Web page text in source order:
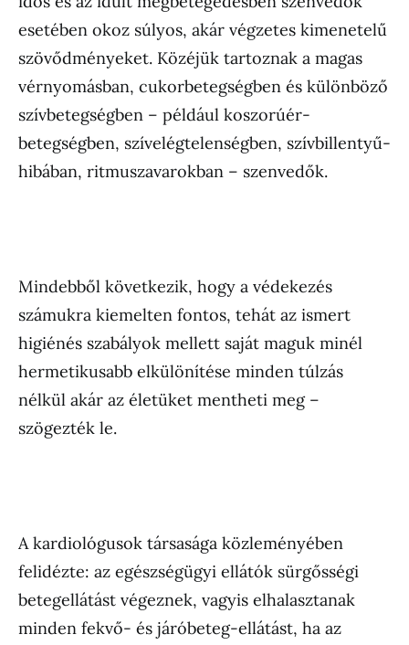
esetében okoz súlyos, akár végzetes kimenetelű
szövődményeket. Közéjük tartoznak a magas
vérnyomásban, cukorbetegségben és különböző
szívbetegségben – például koszorúér-
betegségben, szívelégtelenségben, szívbillentyű-
hibában, ritmuszavarokban – szenvedők.
Mindebből következik, hogy a védekezés
számukra kiemelten fontos, tehát az ismert
higiénés szabályok mellett saját maguk minél
hermetikusabb elkülönítése minden túlzás
nélkül akár az életüket mentheti meg –
szögezték le.
A kardiológusok társasága közleményében
felidézte: az egészségügyi ellátók sürgősségi
betegellátást végeznek, vagyis elhalasztanak
minden fekvő- és járóbeteg-ellátást, ha az